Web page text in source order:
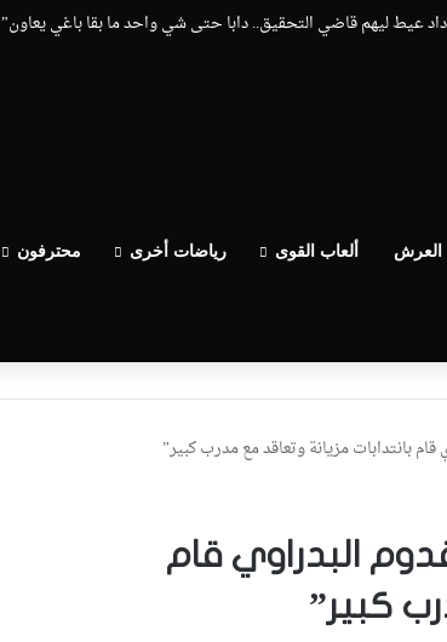
عيط ليهم قاضي التحقيق.. دابا حتى شي واحد ما بقا باغي يعاون”
ألعاب القوى رياضات أخرى محترفون
بانتدابات مزيانة وتعاقد مع مدرب كبير”
البدراوي قام
كبير”